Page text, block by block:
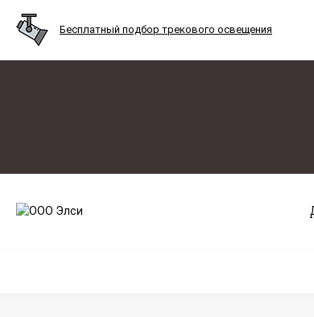
Бесплатный подбор трекового освещения